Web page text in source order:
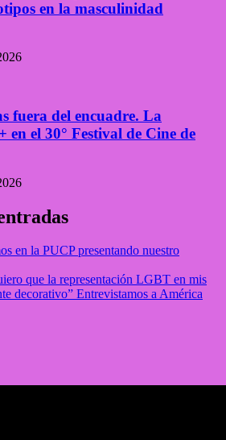
en la masculinidad
fuera del encuadre. La
el 30° Festival de Cine de
en la PUCP presentando nuestro
que la representación LGBT en mis
decorativo” Entrevistamos a América